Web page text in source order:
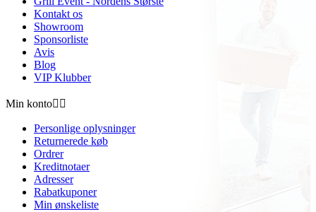
Kontakt os
Showroom
Sponsorliste
Avis
Blog
VIP Klubber
Min konto 
Personlige oplysninger
Returnerede køb
Ordrer
Kreditnotaer
Adresser
Rabatkuponer
Min ønskeliste